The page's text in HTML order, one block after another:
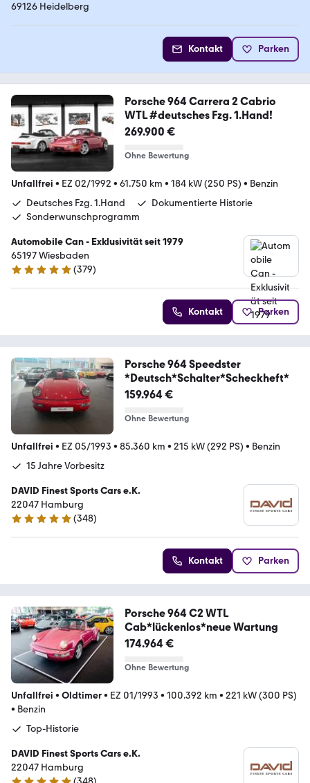
69126 Heidelberg
Kontakt Parken
Porsche 964 Carrera 2 Cabrio
WTL #deutsches Fzg. 1.Hand!
269.900 €
Ohne Bewertung
Unfallfrei • EZ 02/1992 • 61.750 km • 184 kW (250 PS) • Benzin
Deutsches Fzg. 1.Hand
Dokumentierte Historie
Sonderwunschprogramm
Automobile Can - Exklusivität seit 1979
65197 Wiesbaden
4.8 Sterne
(379)
Kontakt Parken
Porsche 964 Speedster
*Deutsch*Schalter*Scheckheft*
159.964 €
Ohne Bewertung
Unfallfrei • EZ 05/1993 • 85.360 km • 215 kW (292 PS) • Benzin
15 Jahre Vorbesitz
DAVID Finest Sports Cars e.K.
22047 Hamburg
4.9 Sterne
(348)
Kontakt Parken
Porsche 964 C2 WTL
Cab*lückenlos*neue Wartung
174.964 €
Ohne Bewertung
Unfallfrei • Oldtimer• EZ 01/1993 • 100.392 km • 221 kW (300 PS)
• Benzin
Top-Historie
DAVID Finest Sports Cars e.K.
22047 Hamburg